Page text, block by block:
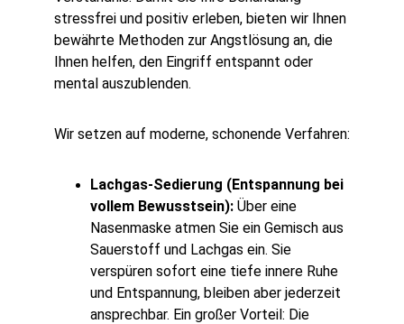
stressfrei und positiv erleben, bieten wir Ihnen
bewährte Methoden zur Angstlösung an, die
Ihnen helfen, den Eingriff entspannt oder
mental auszublenden.
Wir setzen auf moderne, schonende Verfahren:
Lachgas-Sedierung (Entspannung bei
vollem Bewusstsein): Über eine
Nasenmaske atmen Sie ein Gemisch aus
Sauerstoff und Lachgas ein. Sie
verspüren sofort eine tiefe innere Ruhe
und Entspannung, bleiben aber jederzeit
ansprechbar. Ein großer Vorteil: Die